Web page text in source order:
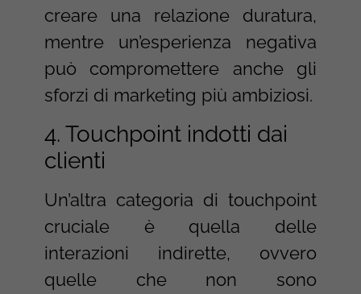
creare una relazione duratura,
mentre un’esperienza negativa
può compromettere anche gli
sforzi di marketing più ambiziosi.
4. Touchpoint indotti dai
clienti
Un’altra categoria di touchpoint
cruciale è quella delle
interazioni indirette, ovvero
quelle che non sono